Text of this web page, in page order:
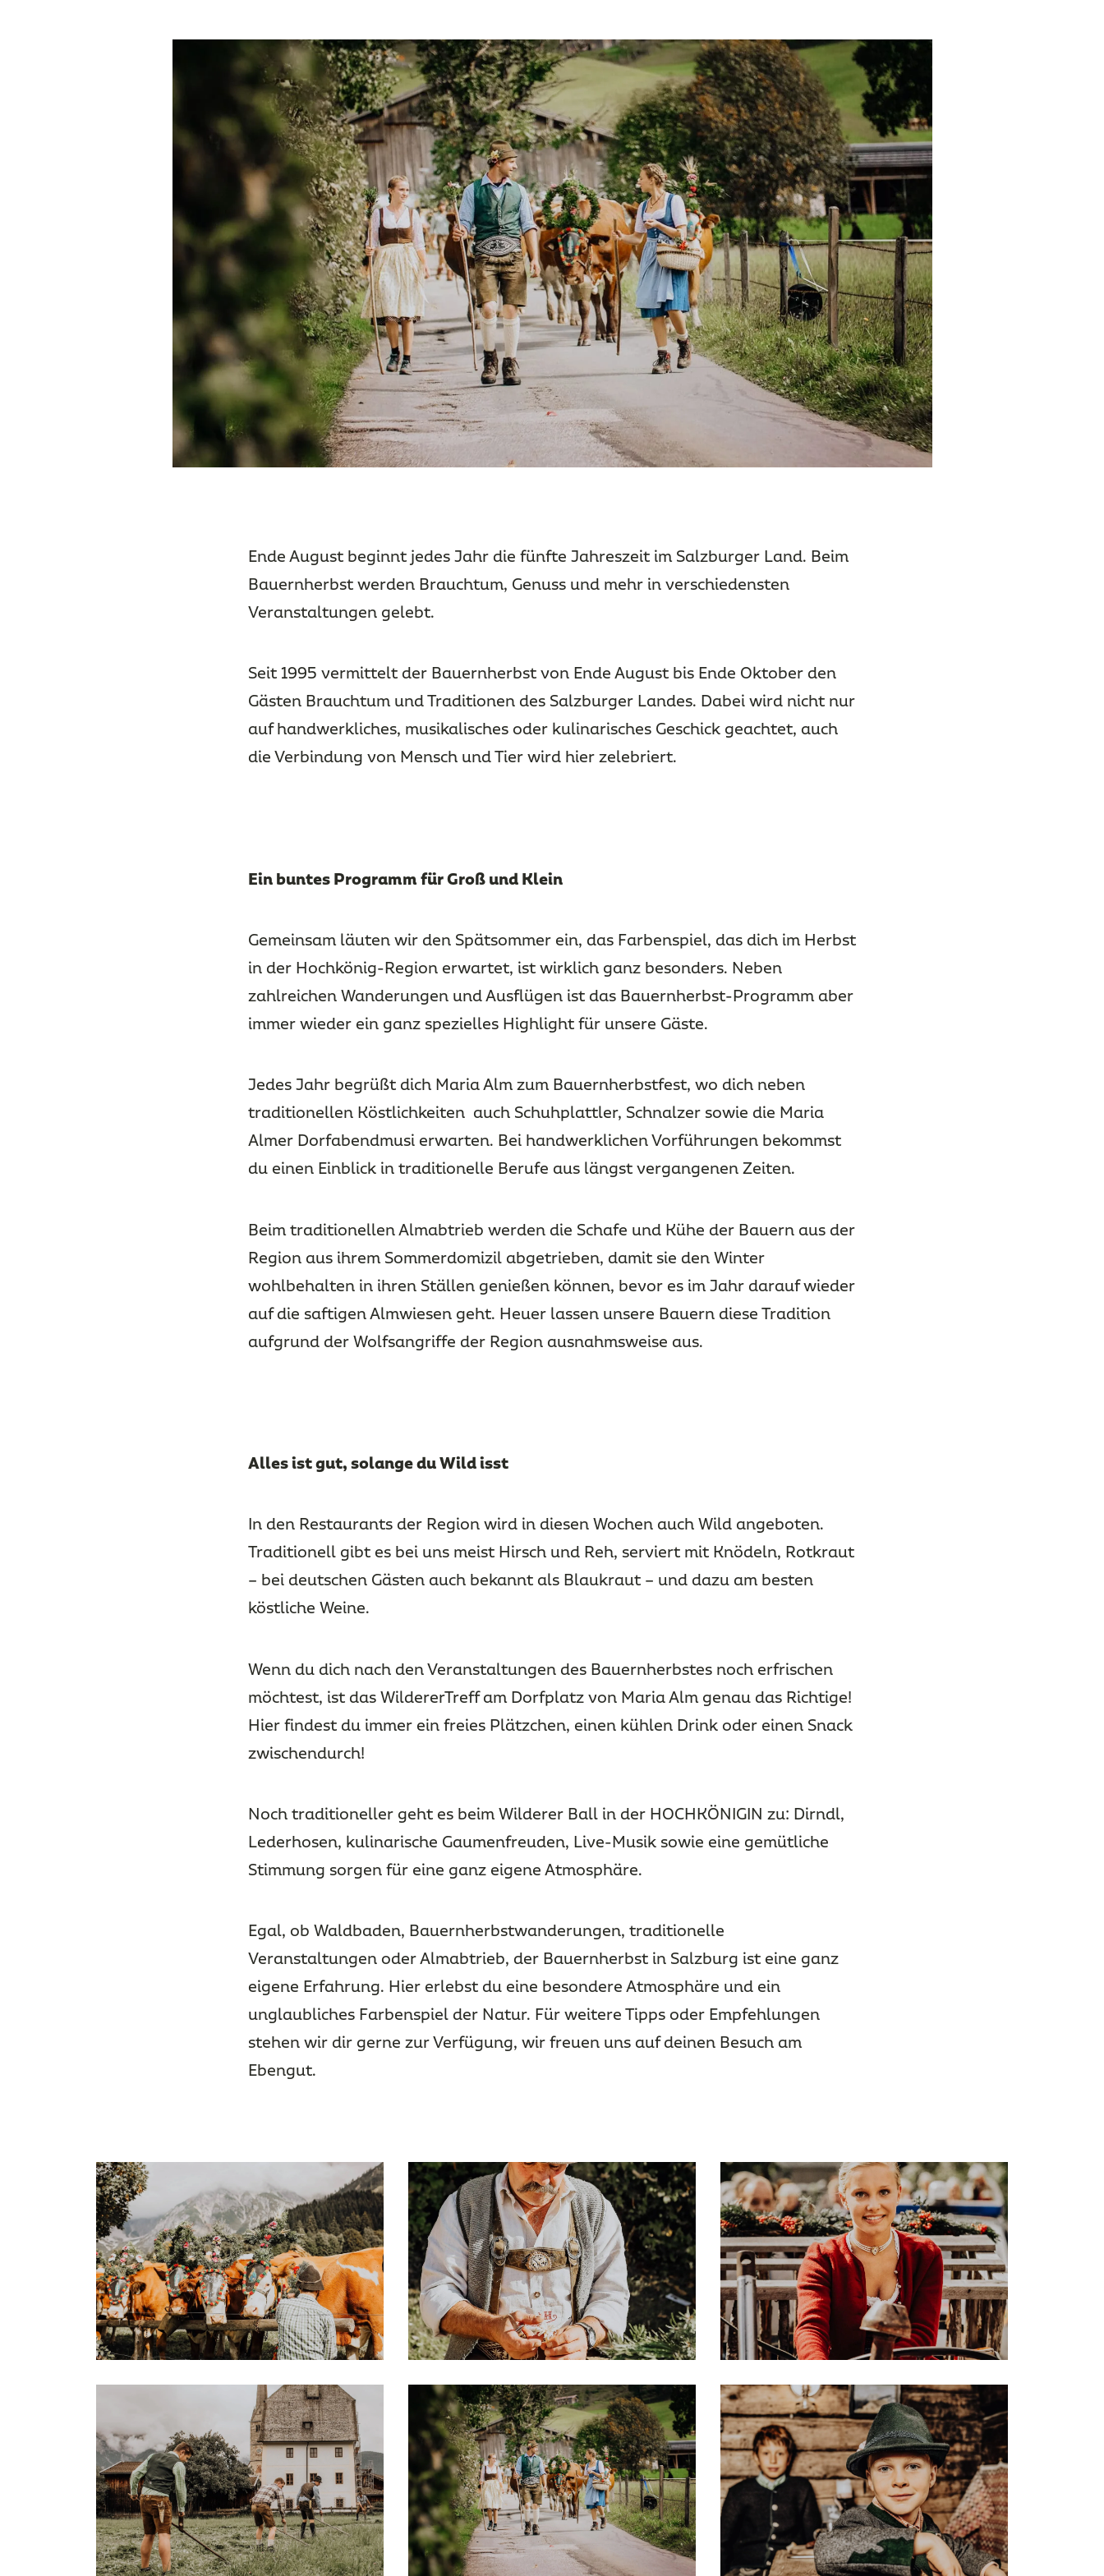
Ende August beginnt jedes Jahr die fünfte Jahreszeit im Salzburger Land. Beim
Bauernherbst werden Brauchtum, Genuss und mehr in verschiedensten
Veranstaltungen gelebt.
Seit 1995 vermittelt der Bauernherbst von Ende August bis Ende Oktober den
Gästen Brauchtum und Traditionen des Salzburger Landes. Dabei wird nicht nur
auf handwerkliches, musikalisches oder kulinarisches Geschick geachtet, auch
die Verbindung von Mensch und Tier wird hier zelebriert.
Ein buntes Programm für Groß und Klein
Gemeinsam läuten wir den Spätsommer ein, das Farbenspiel, das dich im Herbst
in der Hochkönig-Region erwartet, ist wirklich ganz besonders. Neben
zahlreichen Wanderungen und Ausflügen ist das Bauernherbst-Programm aber
immer wieder ein ganz spezielles Highlight für unsere Gäste.
Jedes Jahr begrüßt dich Maria Alm zum Bauernherbstfest, wo dich neben
traditionellen Köstlichkeiten auch Schuhplattler, Schnalzer sowie die Maria
Almer Dorfabendmusi erwarten. Bei handwerklichen Vorführungen bekommst
du einen Einblick in traditionelle Berufe aus längst vergangenen Zeiten.
Beim traditionellen Almabtrieb werden die Schafe und Kühe der Bauern aus der
Region aus ihrem Sommerdomizil abgetrieben, damit sie den Winter
wohlbehalten in ihren Ställen genießen können, bevor es im Jahr darauf wieder
auf die saftigen Almwiesen geht. Heuer lassen unsere Bauern diese Tradition
aufgrund der Wolfsangriffe der Region ausnahmsweise aus.
Alles ist gut, solange du Wild isst
In den Restaurants der Region wird in diesen Wochen auch Wild angeboten.
Traditionell gibt es bei uns meist Hirsch und Reh, serviert mit Knödeln, Rotkraut
– bei deutschen Gästen auch bekannt als Blaukraut – und dazu am besten
köstliche Weine.
Wenn du dich nach den Veranstaltungen des Bauernherbstes noch erfrischen
möchtest, ist das WildererTreff am Dorfplatz von Maria Alm genau das Richtige!
Hier findest du immer ein freies Plätzchen, einen kühlen Drink oder einen Snack
zwischendurch!
Noch traditioneller geht es beim Wilderer Ball in der HOCHKÖNIGIN zu: Dirndl,
Lederhosen, kulinarische Gaumenfreuden, Live-Musik sowie eine gemütliche
Stimmung sorgen für eine ganz eigene Atmosphäre.
Egal, ob Waldbaden, Bauernherbstwanderungen, traditionelle
Veranstaltungen oder Almabtrieb, der Bauernherbst in Salzburg ist eine ganz
eigene Erfahrung. Hier erlebst du eine besondere Atmosphäre und ein
unglaubliches Farbenspiel der Natur. Für weitere Tipps oder Empfehlungen
stehen wir dir gerne zur Verfügung, wir freuen uns auf deinen Besuch am
Ebengut.